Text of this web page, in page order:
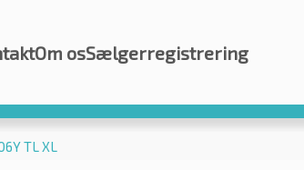
Om osSælgerregistrering
TL XL